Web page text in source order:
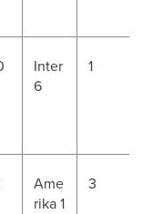
Inter
6
1
Ame
rika 1
3